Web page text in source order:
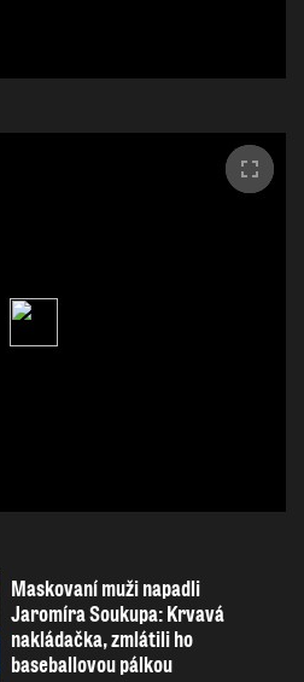
Maskovaní muži napadli
Jaromíra Soukupa: Krvavá
nakládačka, zmlátili ho
baseballovou pálkou